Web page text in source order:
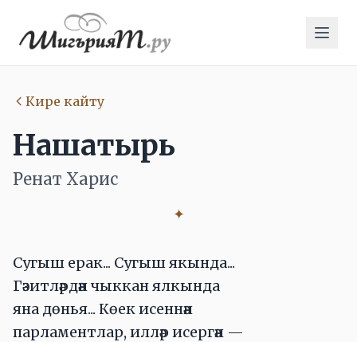
Кире кайту
Нашатырь
Ренат Харис
✦
Сугыш ерак... Сугыш якында...
Гәзитләрдән чыккан ялкында
яна дөнья... Көек исеннән
парламентлар, илләр исергән —